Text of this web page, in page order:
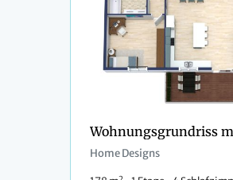
Home Designs